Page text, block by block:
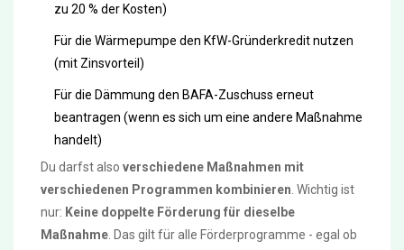
zu 20 % der Kosten)
Für die Wärmepumpe den KfW-Gründerkredit nutzen
(mit Zinsvorteil)
Für die Dämmung den BAFA-Zuschuss erneut
beantragen (wenn es sich um eine andere Maßnahme
handelt)
Du darfst also verschiedene Maßnahmen mit
verschiedenen Programmen kombinieren . Wichtig ist
nur: Keine doppelte Förderung für dieselbe
Maßnahme . Das gilt für alle Förderprogramme - egal ob